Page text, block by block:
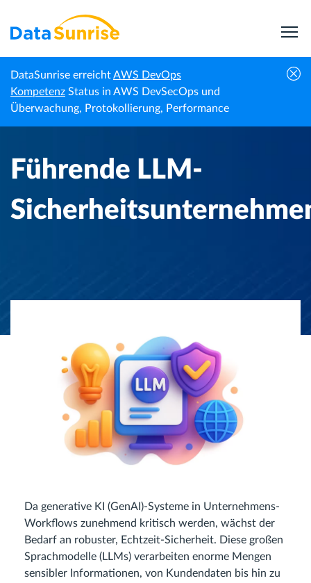
DataSunrise erreichtAWS DevOps
Kompetenz Status in AWS DevSecOps und
Überwachung, Protokollierung, Performance
Startseite Wissenszentrum Führende LLM-Sicherheitsunternehmen
Führende LLM-
Da generative KI (GenAI)-Systeme in Unternehmens-
Workflows zunehmend kritisch werden, wächst der
Bedarf an robuster, Echtzeit-Sicherheit. Diese großen
Sprachmodelle (LLMs) verarbeiten enorme Mengen
sensibler Informationen, von Kundendaten bis hin zu